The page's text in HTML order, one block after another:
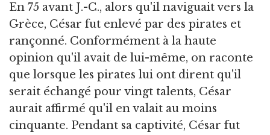
En 75 avant J.-C., alors qu'il naviguait vers la
Grèce, César fut enlevé par des pirates et
rançonné. Conformément à la haute
opinion qu'il avait de lui-même, on raconte
que lorsque les pirates lui ont dirent qu'il
serait échangé pour vingt talents, César
aurait affirmé qu'il en valait au moins
cinquante. Pendant sa captivité, César fut